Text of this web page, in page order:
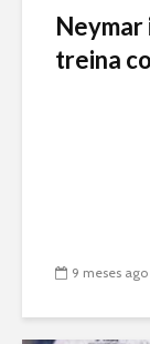
Neymar
treina
9 meses ago